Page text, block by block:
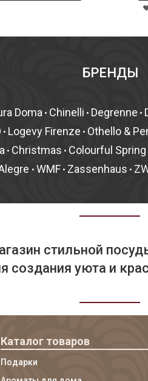
БРЕНДЫ
Doma • Chinelli • Degrenne •
• Logevy Firenze • Othello &
• Christmas • Colourful Spring
• WMF • Zassenhaus •
стильной
создания уюта и
Каталог товаров
Подарки